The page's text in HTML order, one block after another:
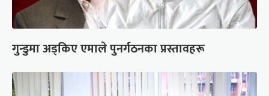
गुन्डुमा अड्किए एमाले पुनर्गठनका प्रस्तावहरू